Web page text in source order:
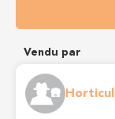
Vendu par